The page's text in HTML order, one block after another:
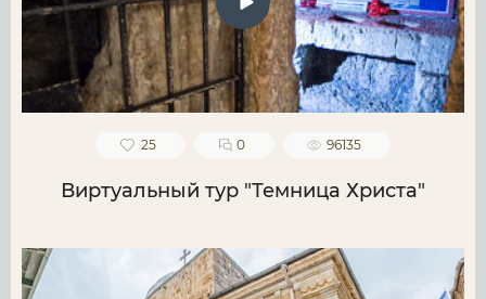
25 0 96135
Виртуальный тур "Темница Христа"